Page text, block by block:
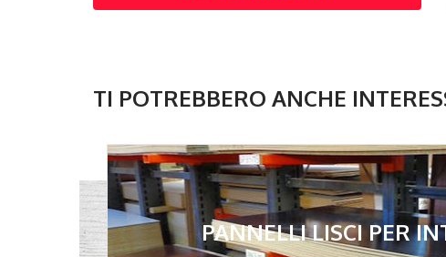
TI POTREBBERO ANCHE
PANNELLI LISCI PER